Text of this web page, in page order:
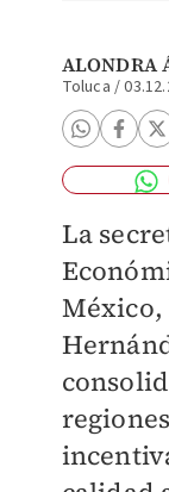
ALONDRA
Toluca /
La
México,